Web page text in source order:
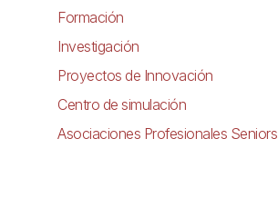
Formación
Investigación
Proyectos de Innovación
Centro de simulación
Asociaciones Profesionales Seniors